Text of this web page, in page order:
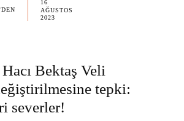
16
AĞUSTOS
2023
Bektaş Veli
tepki:
severler!